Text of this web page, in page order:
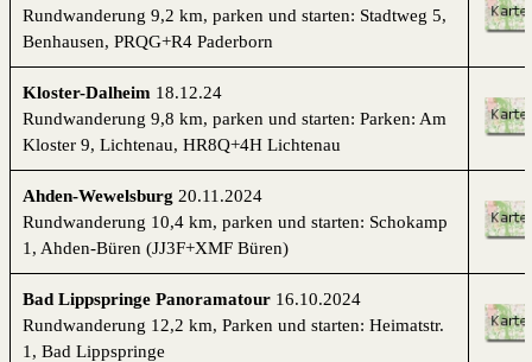
Rundwanderung 9,2 km, parken und starten: Stadtweg 5,
Benhausen, PRQG+R4 Paderborn
Kloster-Dalheim 18.12.24
Rundwanderung 9,8 km, parken und starten: Parken: Am
Kloster 9, Lichtenau, HR8Q+4H Lichtenau
Ahden-Wewelsburg 20.11.2024
Rundwanderung 10,4 km, parken und starten: Schokamp
1, Ahden-Büren (JJ3F+XMF Büren)
Bad Lippspringe Panoramatour 16.10.2024
Rundwanderung 12,2 km, Parken und starten: Heimatstr.
1, Bad Lippspringe